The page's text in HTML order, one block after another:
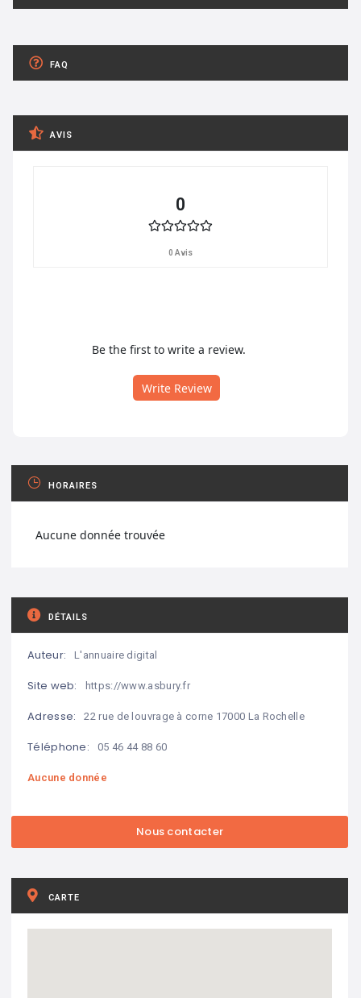
FAQ
AVIS
0
0 Avis
Be the first to write a review.
Write Review
HORAIRES
Aucune donnée trouvée
DÉTAILS
Auteur: L'annuaire digital
Site web: https://www.asbury.fr
Adresse: 22 rue de louvrage à corne 17000 La Rochelle
Téléphone: 05 46 44 88 60
Aucune donnée
CARTE